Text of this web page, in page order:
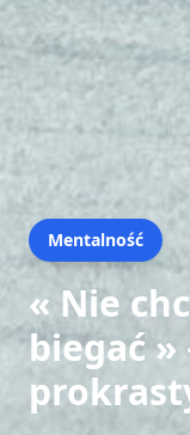
Mentalność
« Nie
biegać